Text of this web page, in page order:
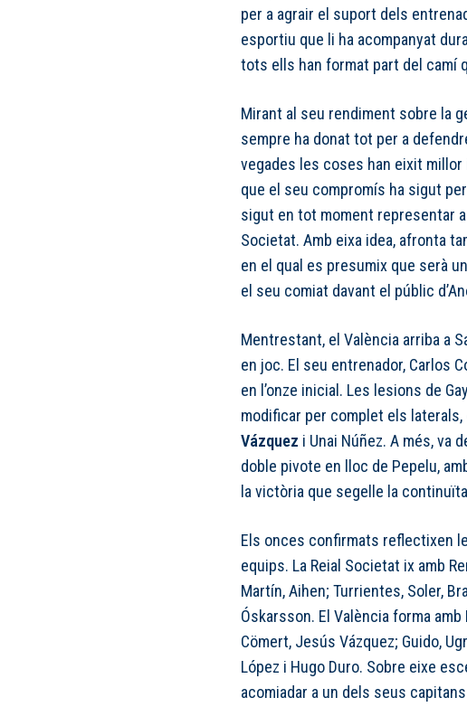
per a agrair el suport dels
esportiu que li ha acompanyat
tots ells han format part del camí
Mirant al seu rendiment sobre la
sempre ha donat tot per a
vegades les coses han eixit
que el seu compromís ha sigut
sigut en tot moment representar
Societat. Amb eixa idea, afronta
en el qual es presumix que serà
el seu comiat davant el públic
Mentrestant, el València arriba a
en joc. El seu entrenador, Carlos
en l’onze inicial. Les lesions de
modificar per complet els
Vázquez i Unai Núñez. A més, va
doble pivote en lloc de Pepelu,
la victòria que segelle la
Els onces confirmats reflectixen
equips. La Reial Societat ix amb
Martín, Aihen; Turrientes, Soler,
Óskarsson. El València forma
Cömert, Jesús Vázquez; Guido,
López i Hugo Duro. Sobre eixe
acomiadar a un dels seus